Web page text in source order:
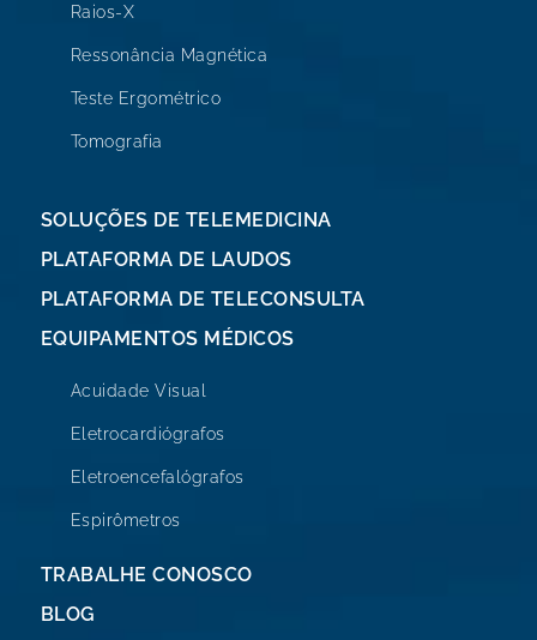
Raios-X
Ressonância Magnética
Teste Ergométrico
Tomografia
SOLUÇÕES DE TELEMEDICINA
PLATAFORMA DE LAUDOS
PLATAFORMA DE TELECONSULTA
EQUIPAMENTOS MÉDICOS
Acuidade Visual
Eletrocardiógrafos
Eletroencefalógrafos
Espirômetros
TRABALHE CONOSCO
BLOG